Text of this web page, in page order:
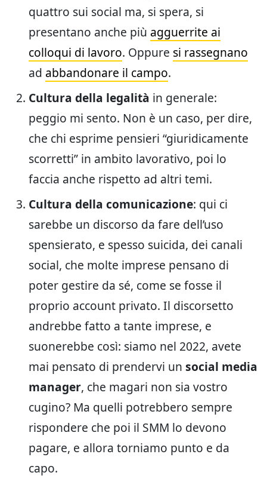
quattro sui social ma, si spera, si
presentano anche più agguerrite ai
colloqui di lavoro. Oppure si rassegnano
ad abbandonare il campo.
Cultura della legalità in generale:
peggio mi sento. Non è un caso, per dire,
che chi esprime pensieri “giuridicamente
scorretti” in ambito lavorativo, poi lo
faccia anche rispetto ad altri temi.
Cultura della comunicazione: qui ci
sarebbe un discorso da fare dell’uso
spensierato, e spesso suicida, dei canali
social, che molte imprese pensano di
poter gestire da sé, come se fosse il
proprio account privato. Il discorsetto
andrebbe fatto a tante imprese, e
suonerebbe così: siamo nel 2022, avete
mai pensato di prendervi un social media
manager, che magari non sia vostro
cugino? Ma quelli potrebbero sempre
rispondere che poi il SMM lo devono
pagare, e allora torniamo punto e da
capo.